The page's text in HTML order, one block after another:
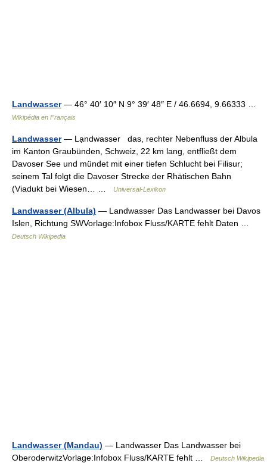
Landwasser— 46° 40′ 10″ N 9° 39′ 48″ E / 46.6694, 9.66333 …
Wikipédia en Français
Landwasser— Lạndwasser das, rechter Nebenfluss der Albula
im Kanton Graubünden, Schweiz, 22 km lang, entfließt dem
Davoser See und mündet mit einer tiefen Schlucht bei Filisur;
seinem Tal folgt die Davoser Strecke der Rhätischen Bahn
(Viadukt bei Wiesen… …
Universal-Lexikon
Landwasser (Albula) — Landwasser Das Landwasser bei Davos
Islen, Richtung SWVorlage:Infobox Fluss/KARTE fehlt Daten …
Deutsch Wikipedia
Landwasser (Mandau) — Landwasser Das Landwasser bei
OberoderwitzVorlage:Infobox Fluss/KARTE fehlt …
Deutsch Wikipedia